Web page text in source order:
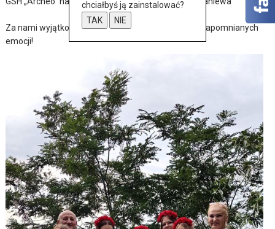
Za nami wyjątkowy dzień pełen muzyki, tańca i niezapomnianych
emocji!
chciałbyś ją zainstalować?
TAK
NIE